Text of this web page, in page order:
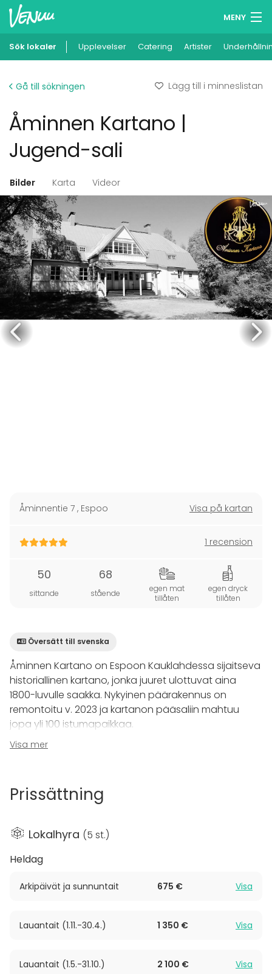
MENY
Minneslista
Lägg till din lokal
Sök lokaler Upplevelser Catering Artister
Gå till sökningen Lägg till i minneslistan
Åminnen Kartano |
Jugend-sali
Bilder Karta Videor
Åminnentie 7 , Espoo Visa på kartan
1 recension
50
sittande
68
stående
egen mat
tillåten
egen dryck
tillåten
Översätt till svenska
Åminnen Kartano on Espoon Kauklahdessa sijaitseva
historiallinen kartano, jonka juuret ulottuvat aina
1800-luvulle saakka. Nykyinen päärakennus on
remontoitu v. 2023 ja kartanon pääsaliin mahtuu
jopa yli 100 istumapaikkaa.
Tilan saa helposti jaettua, ja Jugend-sali toimii
Hienot kristallikruunut ja seinälampetit yhdistettynä
tunnelman Åminnessa. Kesätapahtumissa lisätilaa
tuovat myös suuri lasitettu veranta sekä iso
puutarhamainen piha-alue. Juhlatila soveltuu hyvin
Visa mer
Prissättning
Lokalhyra (5 st.)
Heldag
Arkipäivät ja sunnuntait 675 € Visa
Lauantait (1.11.-30.4.) 1 350 € Visa
Lauantait (1.5.-31.10.) 2 100 € Visa